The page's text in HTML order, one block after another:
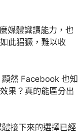
媒體識讀能力，也
此猖獗，難以收
然 Facebook 也知
果？真的能區分出
接下來的選擇已經